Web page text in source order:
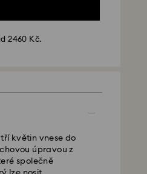
2460 Kč.
květin vnese do
úpravou z
společně
SEČ budou
a odeslání